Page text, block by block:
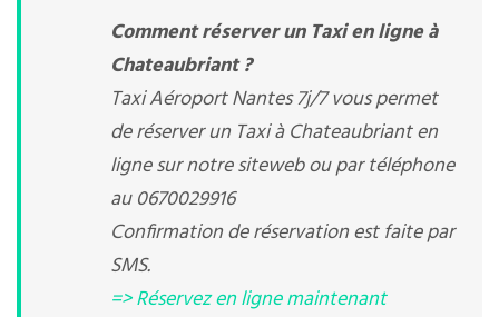
Comment réserver un Taxi en ligne à
Chateaubriant ?
Taxi Aéroport Nantes 7j/7 vous permet
de réserver un Taxi à Chateaubriant en
ligne sur notre siteweb ou par téléphone
au 0670029916
Confirmation de réservation est faite par
SMS.
=> Réservez en ligne maintenant